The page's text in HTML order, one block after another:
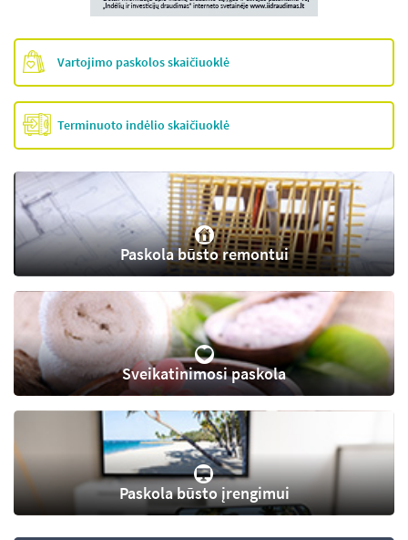
Vartojimo paskolos skaičiuoklė
Terminuoto indėlio skaičiuoklė
Paskola būsto remontui
Sveikatinimosi paskola
Paskola būsto įrengimui